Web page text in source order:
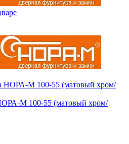
М 100-55 (матовый хром/